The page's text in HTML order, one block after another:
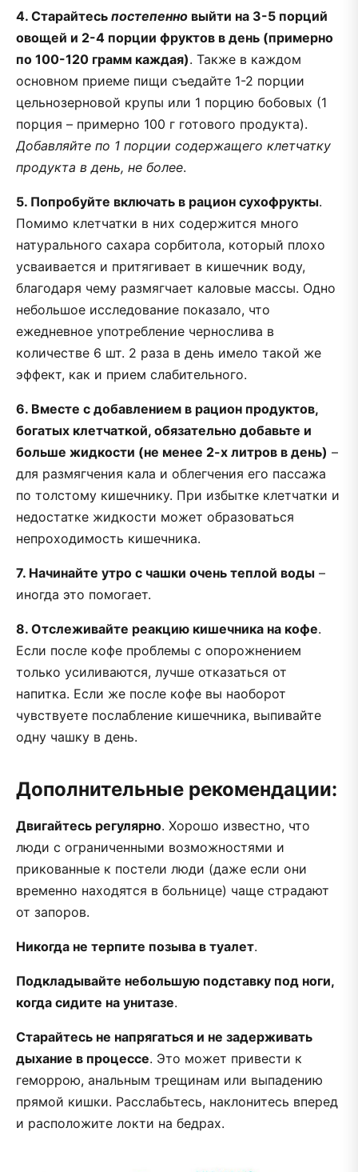
4. Старайтесь постепенно выйти на 3-5 порций
овощей и 2-4 порции фруктов в день (примерно
по 100-120 грамм каждая). Также в каждом
основном приеме пищи съедайте 1-2 порции
цельнозерновой крупы или 1 порцию бобовых (1
порция – примерно 100 г готового продукта).
Добавляйте по 1 порции содержащего клетчатку
продукта в день, не более.
5. Попробуйте включать в рацион сухофрукты.
Помимо клетчатки в них содержится много
натурального сахара сорбитола, который плохо
усваивается и притягивает в кишечник воду,
благодаря чему размягчает каловые массы. Одно
небольшое исследование показало, что
ежедневное употребление чернослива в
количестве 6 шт. 2 раза в день имело такой же
эффект, как и прием слабительного.
6. Вместе с добавлением в рацион продуктов,
богатых клетчаткой, обязательно добавьте и
больше жидкости (не менее 2-х литров в день) –
для размягчения кала и облегчения его пассажа
по толстому кишечнику. При избытке клетчатки и
недостатке жидкости может образоваться
непроходимость кишечника.
7. Начинайте утро с чашки очень теплой воды –
иногда это помогает.
8. Отслеживайте реакцию кишечника на кофе.
Если после кофе проблемы с опорожнением
только усиливаются, лучше отказаться от
напитка. Если же после кофе вы наоборот
чувствуете послабление кишечника, выпивайте
одну чашку в день.
Дополнительные рекомендации:
Двигайтесь регулярно. Хорошо известно, что
люди с ограниченными возможностями и
прикованные к постели люди (даже если они
временно находятся в больнице) чаще страдают
от запоров.
Никогда не терпите позыва в туалет.
Подкладывайте небольшую подставку под ноги,
когда сидите на унитазе.
Старайтесь не напрягаться и не задерживать
дыхание в процессе. Это может привести к
геморрою, анальным трещинам или выпадению
прямой кишки. Расслабьтесь, наклонитесь вперед
и расположите локти на бедрах.